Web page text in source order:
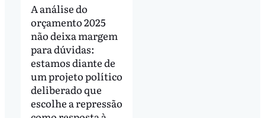
A análise do
orçamento 2025
não deixa margem
para dúvidas:
estamos diante de
um projeto político
deliberado que
escolhe a repressão